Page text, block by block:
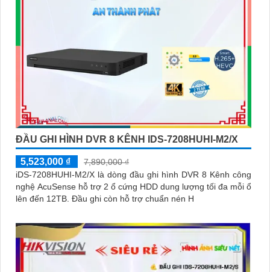
ĐẦU GHI HÌNH DVR 8 KÊNH IDS-7208HUHI-M2/X
5,523,000 ₫
7,890,000 ₫
iDS-7208HUHI-M2/X là dòng đầu ghi hình DVR 8 Kênh công
nghệ AcuSense hỗ trợ 2 ổ cứng HDD dung lượng tối đa mỗi ổ
lên đến 12TB. Đầu ghi còn hỗ trợ chuẩn nén H